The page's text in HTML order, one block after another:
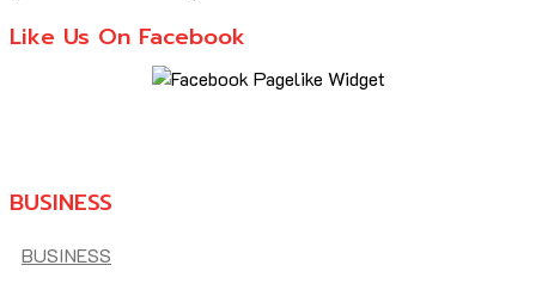
Like Us On Facebook
BUSINESS
BUSINESS